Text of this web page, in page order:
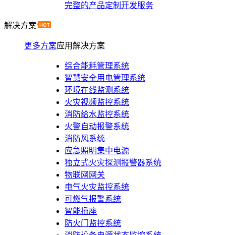
完整的产品定制开发服务
解决方案
更多方案应用解决方案
综合能耗管理系统
智慧安全用电管理系统
环境在线监测系统
火灾视频监控系统
消防给水监控系统
火警自动报警系统
消防风系统
应急照明集中电源
独立式火灾探测报警器系统
物联网网关
电气火灾监控系统
可燃气报警系统
智能插座
防火门监控系统